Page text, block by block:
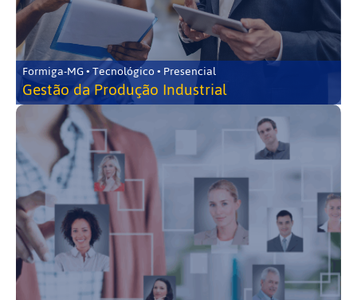
Formiga-MG • Tecnológico • Presencial
Gestão da Produção Industrial